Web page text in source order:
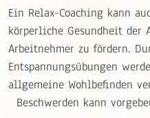
Ein Relax-Coaching kann
körperliche Gesundheit der
Arbeitnehmer zu fördern.
Entspannungsübungen
allgemeine Wohlbefinden
Beschwerden kann